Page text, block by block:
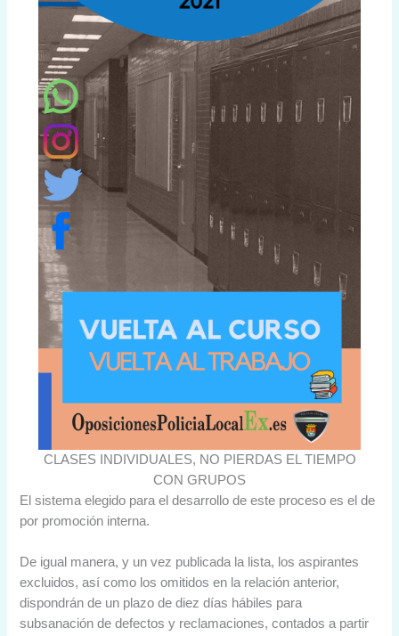
CLASES INDIVIDUALES, NO PIERDAS EL TIEMPO
CON GRUPOS
El sistema elegido para el desarrollo de este proceso es el de
por promoción interna.
De igual manera, y un vez publicada la lista, los aspirantes
excluidos, así como los omitidos en la relación anterior,
dispondrán de un plazo de diez días hábiles para
subsanación de defectos y reclamaciones, contados a partir